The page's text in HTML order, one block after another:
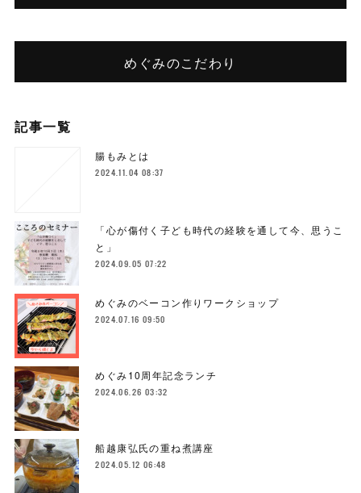
めぐみのこだわり
記事一覧
腸もみとは
2024.11.04 08:37
「心が傷付く子ども時代の経験を通して今、思うこ
と」
2024.09.05 07:22
めぐみのベーコン作りワークショップ
2024.07.16 09:50
めぐみ10周年記念ランチ
2024.06.26 03:32
船越康弘氏の重ね煮講座
2024.05.12 06:48